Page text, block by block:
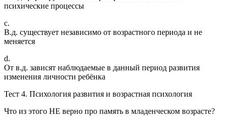
психические процессы
c.
В.д. существует независимо от возрастного периода и не
меняется
d.
От в.д. зависят наблюдаемые в данный период развития
изменения личности ребёнка
Тест 4. Психология развития и возрастная психология
Что из этого НЕ верно про память в младенческом возрасте?